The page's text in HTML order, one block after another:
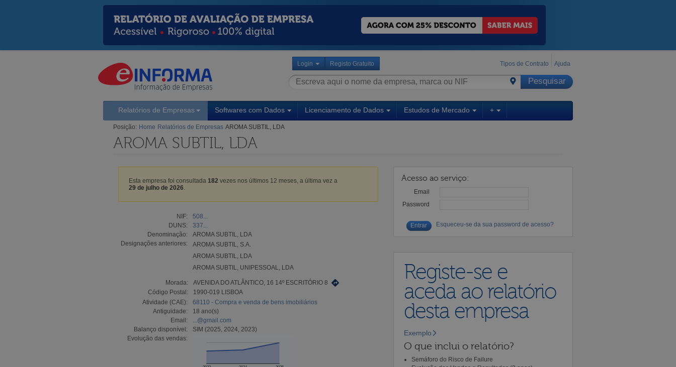
Login Registo Gratuito Tipos de Contrato Ajuda
Relatórios de Empresas Softwares com Dados Licenciamento de Dados Estudos de Mercado +
Posição: Home Relatórios de Empresas AROMA SUBTIL, LDA
AROMA SUBTIL, LDA
Esta empresa foi consultada 182 vezes nos últimos 12 meses, a última vez a
29 de julho de 2026
NIF:
508...
DUNS:
337...
Denominação:
AROMA SUBTIL, LDA
Designações anteriores:
AROMA SUBTIL, S.A.
AROMA SUBTIL, LDA
AROMA SUBTIL, UNIPESSOAL, LDA
Morada:
AVENIDA DO ATLÂNTICO, 16 14º ESCRITÓRIO 8
Código Postal:
1990-019 LISBOA
Atividade (CAE):
68110 - Compra e venda de bens imobiliários
Antiguidade:
18 ano(s)
Email:
...@gmail.com
Balanço disponível:
SIM (2025, 2024, 2023)
Evolução das vendas:
Acesso ao serviço:
Email
Password
Esqueceu-se da sua password de acesso?
Registe-se e
aceda ao relatório
desta empresa
Exemplo
O que inclui o relatório?
Semáforo do Risco de Failure